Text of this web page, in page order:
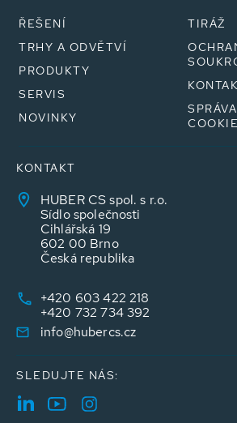
ŘEŠENÍ
TRHY A ODVĚTVÍ
PRODUKTY
SERVIS
NOVINKY
TIRÁŽ
COOKIE
KONTAKT
HUBER CS spol. s r.o.
Sídlo společnosti
Cihlářská 19
602 00 Brno
Česká republika
+420 603 422 218
+420 732 734 392
info@hubercs.cz
SLEDUJTE NÁS: